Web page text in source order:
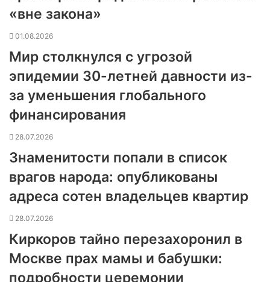
«вне закона»
01.08.2026
Мир столкнулся с угрозой
эпидемии 30-летней давности из-
за уменьшения глобального
финансирования
28.07.2026
Знаменитости попали в список
врагов народа: опубликованы
адреса сотен владельцев квартир
28.07.2026
Киркоров тайно перезахоронил в
Москве прах мамы и бабушки:
подробности церемонии